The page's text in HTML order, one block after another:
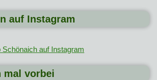
auf Instagram
Schönaich auf Instagram
mal vorbei